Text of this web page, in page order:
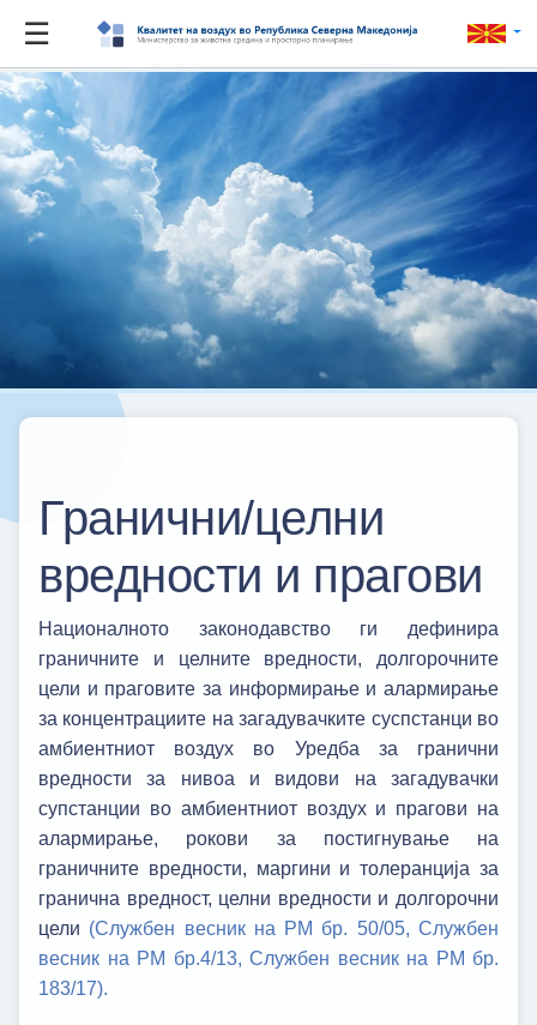
☰
Гранични/целни
вредности и прагови
Националното законодавство ги дефинира
граничните и целните вредности, долгорочните
цели и праговите за информирање и алармирање
за концентрациите на загадувачките суспстанци во
амбиентниот воздух во Уредба за гранични
вредности за нивоа и видови на загадувачки
супстанции во амбиентниот воздух и прагови на
алармирање, рокови за постигнување на
граничните вредности, маргини и толеранција за
гранична вредност, целни вредности и долгорочни
цели (Службен весник на РМ бр. 50/05, Службен
весник на РМ бр.4/13, Службен весник на РМ бр.
183/17).